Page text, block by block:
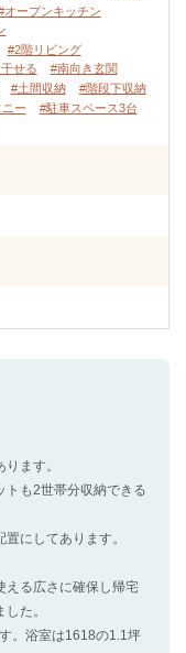
オープンキッチン
#2階リビング
せる
#南向き玄関
#土間収納
#階段下収納
ー
#駐車スペース3台
ます。
トも2世帯分収納できる
にしてあります。
える広さに確保し帰宅
た。
。浴室は1618の1.1坪